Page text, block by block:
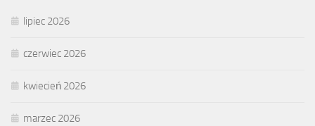
lipiec 2026
czerwiec 2026
kwiecień 2026
marzec 2026